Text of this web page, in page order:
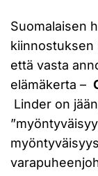
Suomalaisen
kiinnostuksen
että vasta
elämäkerta –
Linder on